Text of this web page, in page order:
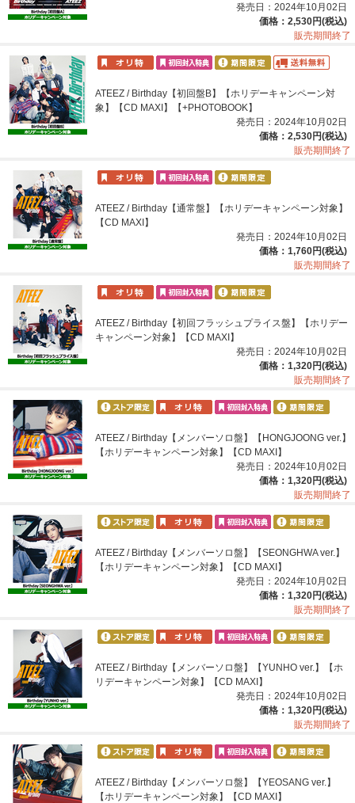
発売日：2024年10月02日
価格：2,530円(税込)
販売期間終了
ATEEZ / Birthday【初回盤B】【ホリデーキャンペーン対
象】【CD MAXI】【+PHOTOBOOK】
発売日：2024年10月02日
価格：2,530円(税込)
販売期間終了
ATEEZ / Birthday【通常盤】【ホリデーキャンペーン対象】
【CD MAXI】
発売日：2024年10月02日
価格：1,760円(税込)
販売期間終了
ATEEZ / Birthday【初回フラッシュプライス盤】【ホリデー
キャンペーン対象】【CD MAXI】
発売日：2024年10月02日
価格：1,320円(税込)
販売期間終了
ATEEZ / Birthday【メンバーソロ盤】【HONGJOONG ver.】
【ホリデーキャンペーン対象】【CD MAXI】
発売日：2024年10月02日
価格：1,320円(税込)
販売期間終了
ATEEZ / Birthday【メンバーソロ盤】【SEONGHWA ver.】
【ホリデーキャンペーン対象】【CD MAXI】
発売日：2024年10月02日
価格：1,320円(税込)
販売期間終了
ATEEZ / Birthday【メンバーソロ盤】【YUNHO ver.】【ホ
リデーキャンペーン対象】【CD MAXI】
発売日：2024年10月02日
価格：1,320円(税込)
販売期間終了
ATEEZ / Birthday【メンバーソロ盤】【YEOSANG ver.】
【ホリデーキャンペーン対象】【CD MAXI】